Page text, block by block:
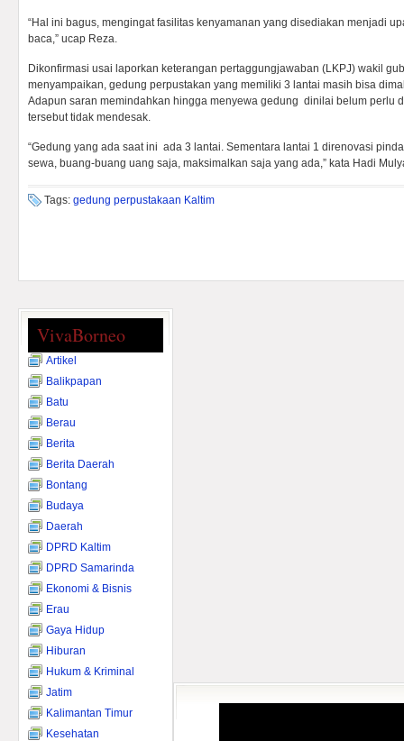
“Hal ini bagus, mengingat fasilitas kenyamanan yang disediakan menjadi
baca,” ucap Reza.
Dikonfirmasi usai laporkan keterangan pertaggungjawaban (LKPJ) wakil
menyampaikan, gedung perpustakan yang memiliki 3 lantai masih bisa
Adapun saran memindahkan hingga menyewa gedung dinilai belum perlu
tersebut tidak mendesak.
“Gedung yang ada saat ini ada 3 lantai. Sementara lantai 1 direnovasi
sewa, buang-buang uang saja, maksimalkan saja yang ada,” kata Hadi
Tags: gedung perpustakaan Kaltim
VivaBorneo
Artikel
Balikpapan
Batu
Berau
Berita
Berita Daerah
Bontang
Budaya
Daerah
DPRD Kaltim
DPRD Samarinda
Ekonomi & Bisnis
Erau
Gaya Hidup
Hiburan
Hukum & Kriminal
Jatim
Kalimantan Timur
Kesehatan